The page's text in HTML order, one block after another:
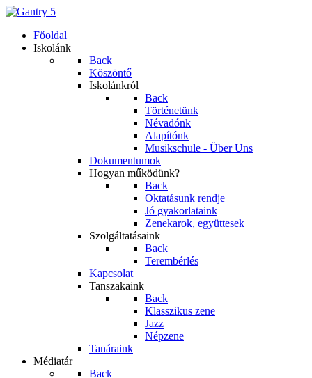
Főoldal
Iskolánk
Back
Köszöntő
Iskolánkról
Back
Történetünk
Névadónk
Alapítónk
Musikschule - Über Uns
Dokumentumok
Hogyan működünk?
Back
Oktatásunk rendje
Jó gyakorlataink
Zenekarok, együttesek
Szolgáltatásaink
Back
Terembérlés
Kapcsolat
Tanszakaink
Back
Klasszikus zene
Jazz
Népzene
Tanáraink
Médiatár
Back